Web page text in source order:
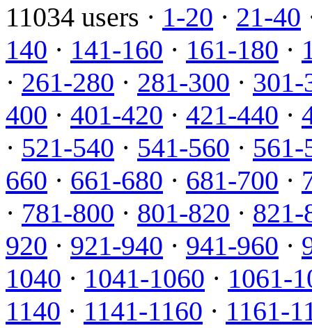
11034 users · 1-20 · 21-40
140 · 141-160 · 161-180 ·
· 261-280 · 281-300 · 301-
400 · 401-420 · 421-440 ·
· 521-540 · 541-560 · 561-
660 · 661-680 · 681-700 ·
· 781-800 · 801-820 · 821-
920 · 921-940 · 941-960 ·
1040 · 1041-1060 · 1061-
1140 · 1141-1160 · 1161-